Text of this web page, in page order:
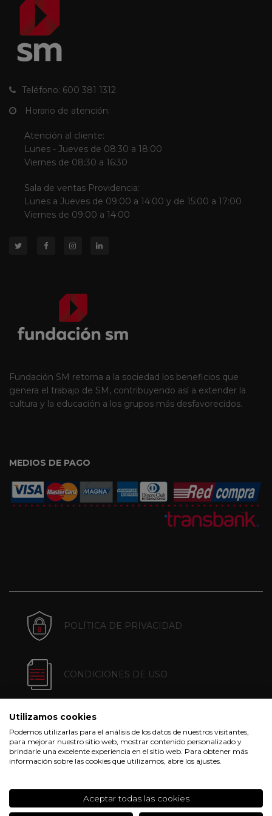
Teléfono: 600 381 1312
Horario de atención:
Atención al cliente:
Lunes - Jueves de 08:30 a 18:00
Viernes de 08:30 a 16:30
Sala de ventas Providencia:
Lunes a Jueves de 09:00 a 14:00 y de 15:00 a 17:00
Viernes de 09:00 a 14:00
Fundación SM retorna a la sociedad los beneficios que
genera el trabajo de SM, contribuyendo así a extender la
cultura y la educación a los grupos más desfavorecidos.
MEDIOS DE PAGO
POLÍTICA DE PRIVACIDAD
CONDICIONES DE USO
POLÍTICA DE COOKIES
Utilizamos cookies
Podemos utilizarlas para el análisis de los datos de nuestros visitantes,
para mejorar nuestro sitio web, mostrar contenido personalizado y
brindarle una excelente experiencia en el sitio web. Para obtener más
información sobre las cookies que utilizamos, abre los ajustes.
Aceptar todas las cookies